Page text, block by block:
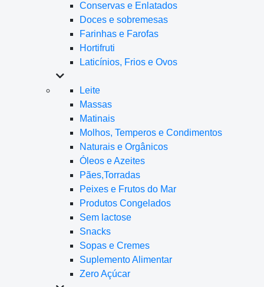
Conservas e Enlatados
Doces e sobremesas
Farinhas e Farofas
Hortifruti
Laticínios, Frios e Ovos
Leite
Massas
Matinais
Molhos, Temperos e Condimentos
Naturais e Orgânicos
Óleos e Azeites
Pães,Torradas
Peixes e Frutos do Mar
Produtos Congelados
Sem lactose
Snacks
Sopas e Cremes
Suplemento Alimentar
Zero Açúcar